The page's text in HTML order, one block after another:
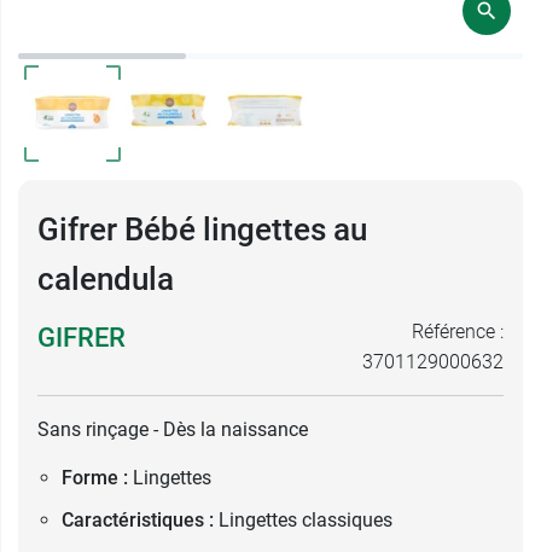
Gifrer Bébé lingettes au
calendula
GIFRER
Référence :
3701129000632
Sans rinçage - Dès la naissance
Forme : Lingettes
Caractéristiques : Lingettes classiques